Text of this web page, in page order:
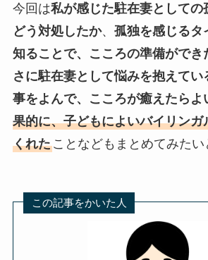
今回は私が感じた駐在妻としての
どう対処したか、 孤独を感じるタ
知ることで、こころの準備ができ
さに駐在妻として悩みを抱えてい
事をよんで、こころが癒えたらよ
果的に、子どもによいバイリンガ
くれたことなどもまとめてみたい
この記事をかいた人